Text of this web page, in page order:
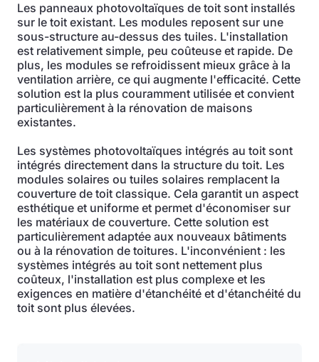
Les panneaux photovoltaïques de toit sont installés
sur le toit existant. Les modules reposent sur une
sous-structure au-dessus des tuiles. L'installation
est relativement simple, peu coûteuse et rapide. De
plus, les modules se refroidissent mieux grâce à la
ventilation arrière, ce qui augmente l'efficacité. Cette
solution est la plus couramment utilisée et convient
particulièrement à la rénovation de maisons
existantes.
Les systèmes photovoltaïques intégrés au toit sont
intégrés directement dans la structure du toit. Les
modules solaires ou tuiles solaires remplacent la
couverture de toit classique. Cela garantit un aspect
esthétique et uniforme et permet d'économiser sur
les matériaux de couverture. Cette solution est
particulièrement adaptée aux nouveaux bâtiments
ou à la rénovation de toitures. L'inconvénient : les
systèmes intégrés au toit sont nettement plus
coûteux, l'installation est plus complexe et les
exigences en matière d'étanchéité et d'étanchéité du
toit sont plus élevées.